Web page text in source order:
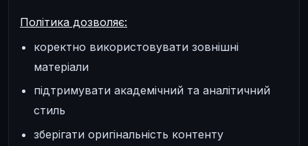
Політика дозволяє:
коректно використовувати зовнішні
матеріали
підтримувати академічний та аналітичний
стиль
зберігати оригінальність контенту